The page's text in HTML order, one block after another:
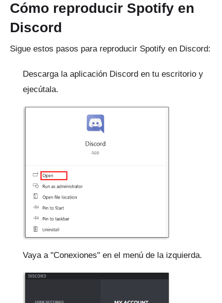
Cómo reproducir Spotify en
Discord
Sigue estos pasos para reproducir Spotify en Discord:
Descarga la aplicación Discord en tu escritorio y
ejecútala.
Vaya a "Conexiones" en el menú de la izquierda.